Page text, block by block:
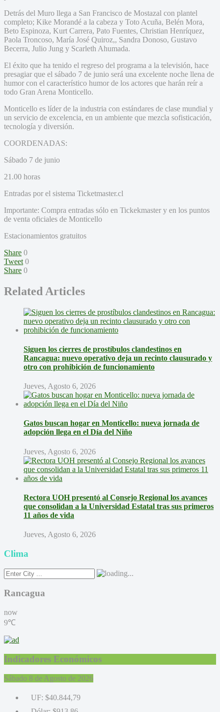
Detrás del Muro llega a San Francisco de Mostazal con plantel
completo; Kike Morandé a la cabeza y Toto Acuña, Belén Mora,
Beto Espinoza, Kurt Carrera, Pato Fuentes, Christian Henríquez,
Paola Troncoso, María José Quiroz,, Sandra Donoso, Gustavo
Becerra, Julio Jung y Scarleth Ahumada.
El éxito que ha tenido el regreso del programa a la televisión, hace
presagiar que el sábado 7 de junio será una excelente noche llena de
humor con el característico humor de los actores que harán reír a
todo Gran Arena Monticello.
Monticello es líder de la industria con estándares de clase mundial y
un servicio de excelencia, en un ambiente que mezcla sofisticación,
tecnología y diversión.
COORDENADAS:
Sábado 7 de junio
21.00 horas
Entradas por el sistema Ticketmaster.cl
Importante: Compra entradas sólo en Tickekmaster y en los puntos
de venta oficiales de Monticello
Estacionamientos gratuitos
Share 0
Tweet 0
Share 0
Related Articles
Siguen los cierres de prostíbulos clandestinos en
Rancagua: nuevo operativo deja un recinto clausurado y
otro con prohibición de funcionamiento
Jueves, Agosto 6, 2026
Gatos buscan hogar en Monticello: nueva jornada de
adopción llega en el Día del Niño
Jueves, Agosto 6, 2026
Rectora UOH presentó al Consejo Regional los avances
que consolidan a la Universidad Estatal tras sus primeros
11 años de vida
Jueves, Agosto 6, 2026
Clima
Rancagua
now
9℃
Indicadores Económicos
Sábado 8 de Agosto de 2026
UF: $40.844,79